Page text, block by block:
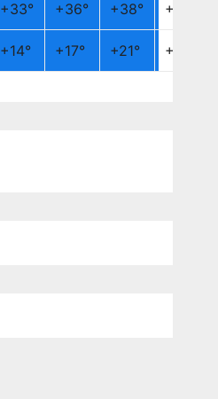
+33° +36° +38° +
+14° +17° +21° +